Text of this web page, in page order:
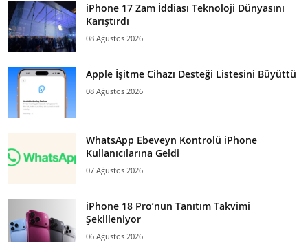
iPhone 17 Zam İddiası Teknoloji Dünyasını
Karıştırdı
08 Ağustos 2026
Apple İşitme Cihazı Desteği Listesini Büyüttü
08 Ağustos 2026
WhatsApp Ebeveyn Kontrolü iPhone
Kullanıcılarına Geldi
07 Ağustos 2026
iPhone 18 Pro’nun Tanıtım Takvimi
Şekilleniyor
06 Ağustos 2026